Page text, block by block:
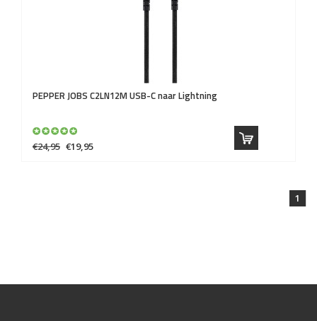
PEPPER JOBS C2LN12M USB-C naar Lightning
€24,95 €19,95
1